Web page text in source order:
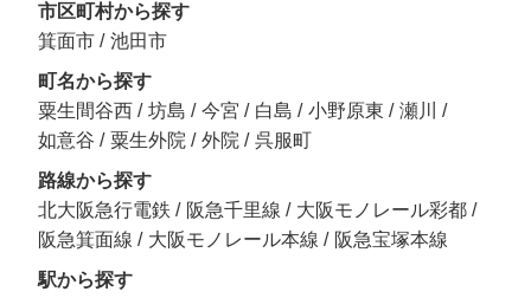
市区町村から探す
箕面市 / 池田市
町名から探す
粟生間谷西 / 坊島 / 今宮 / 白島 / 小野原東 / 瀬川 /
如意谷 / 粟生外院 / 外院 / 呉服町
路線から探す
北大阪急行電鉄 / 阪急千里線 / 大阪モノレール彩都 /
阪急箕面線 / 大阪モノレール本線 / 阪急宝塚本線
駅から探す